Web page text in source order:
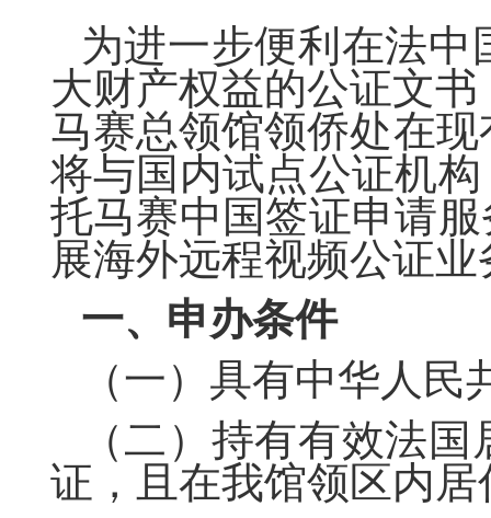
为进一步便利在法
大财产权益的公证文书
马赛总领馆领侨处在
将与国内试点公证机
托马赛中国签证申请
展海外远程视频公证
一、申办条件
（一）具有中华人
（二）持有有效法
证，且在我馆领区内居